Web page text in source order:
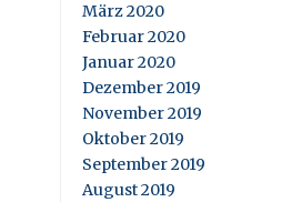
März 2020
Februar 2020
Januar 2020
Dezember 2019
November 2019
Oktober 2019
September 2019
August 2019